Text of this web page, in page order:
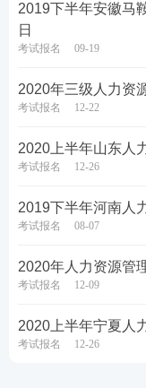
2019下半年安徽马
日
考试报名 09-19
2020年三级人力资
考试报名 12-22
2020上半年山东人
考试报名 12-26
2019下半年河南人
考试报名 08-07
2020年人力资源管
考试报名 12-09
2020上半年宁夏人
考试报名 12-26